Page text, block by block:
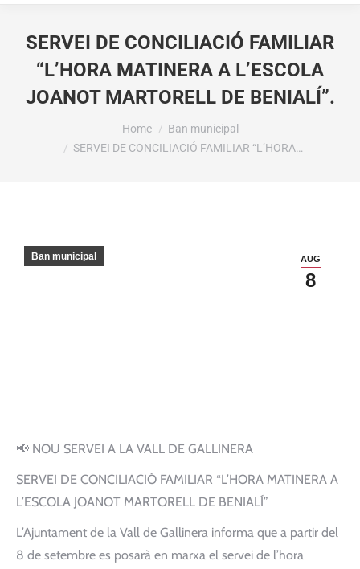
SERVEI DE CONCILIACIÓ FAMILIAR
“L’HORA MATINERA A L’ESCOLA
JOANOT MARTORELL DE BENIALÍ”.
Home
Ban municipal
SERVEI DE CONCILIACIÓ FAMILIAR “L’HORA…
AUG
8
Ban municipal
📢 NOU SERVEI A LA VALL DE GALLINERA
SERVEI DE CONCILIACIÓ FAMILIAR “L’HORA MATINERA A
L’ESCOLA JOANOT MARTORELL DE BENIALÍ”
L’Ajuntament de la Vall de Gallinera informa que a partir del
8 de setembre es posarà en marxa el servei de l’hora